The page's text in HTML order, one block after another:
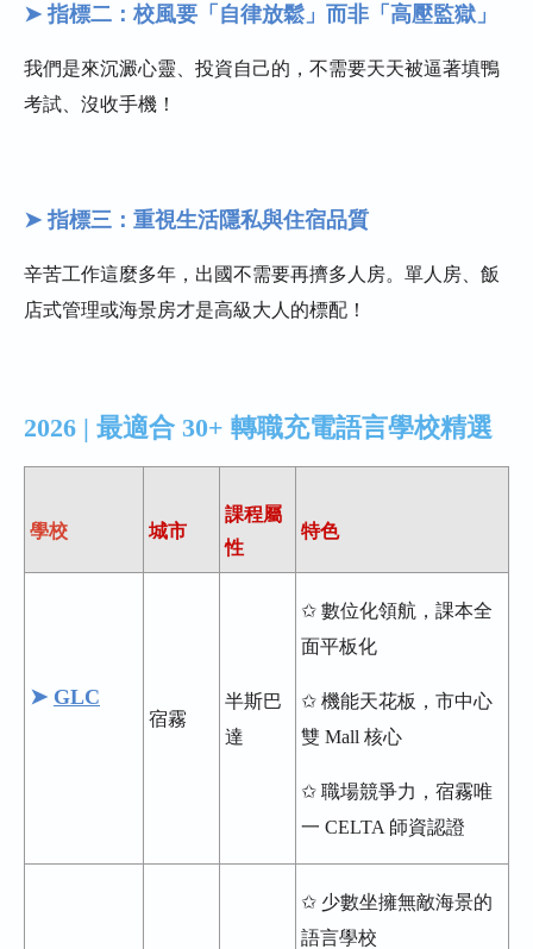
➤ 指標二：校風要「自律放鬆」而非「高壓監獄」
我們是來沉澱心靈、投資自己的，不需要天天被逼著填鴨
考試、沒收手機！
➤ 指標三：重視生活隱私與住宿品質
辛苦工作這麼多年，出國不需要再擠多人房。單人房、飯
店式管理或海景房才是高級大人的標配！
2026 | 最適合 30+ 轉職充電語言學校精選
學校 城市
課程屬
性
特色
➤ GLC
宿霧
半斯巴
達
✩ 數位化領航，課本全
面平板化
✩ 機能天花板，市中心
雙 Mall 核心
✩ 職場競爭力，宿霧唯
一 CELTA 師資認證
✩ 少數坐擁無敵海景的
語言學校